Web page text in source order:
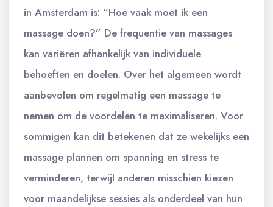
in Amsterdam is: “Hoe vaak moet ik een
massage doen?” De frequentie van massages
kan variëren afhankelijk van individuele
behoeften en doelen. Over het algemeen wordt
aanbevolen om regelmatig een massage te
nemen om de voordelen te maximaliseren. Voor
sommigen kan dit betekenen dat ze wekelijks een
massage plannen om spanning en stress te
verminderen, terwijl anderen misschien kiezen
voor maandelijkse sessies als onderdeel van hun